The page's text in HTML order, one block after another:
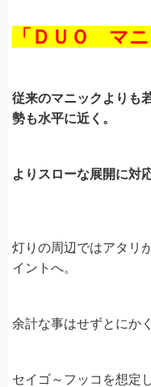
「ＤＵＯ マニ
従来のマニックよりも
勢も水平に近く。
よりスローな展開に対
灯りの周辺ではアタリ
イントへ。
余計な事はせずとにか
セイゴ～フッコを想定